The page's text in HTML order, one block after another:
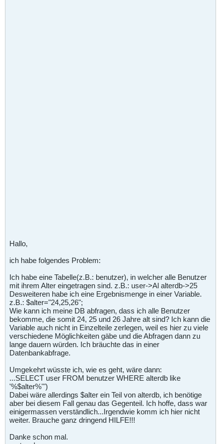
Hallo,
ich habe folgendes Problem:
Ich habe eine Tabelle(z.B.: benutzer), in welcher alle Benutzer
mit ihrem Alter eingetragen sind. z.B.: user->Al alterdb->25
Desweiteren habe ich eine Ergebnismenge in einer Variable.
z.B.: $alter="24,25,26";
Wie kann ich meine DB abfragen, dass ich alle Benutzer
bekomme, die somit 24, 25 und 26 Jahre alt sind? Ich kann die
Variable auch nicht in Einzelteile zerlegen, weil es hier zu viele
verschiedene Möglichkeiten gäbe und die Abfragen dann zu
lange dauern würden. Ich bräuchte das in einer
Datenbankabfrage.
Umgekehrt wüsste ich, wie es geht, wäre dann:
...SELECT user FROM benutzer WHERE alterdb like
'%$alter%'")
Dabei wäre allerdings $alter ein Teil von alterdb, ich benötige
aber bei diesem Fall genau das Gegenteil. Ich hoffe, dass war
einigermassen verständlich...Irgendwie komm ich hier nicht
weiter. Brauche ganz dringend HILFE!!!
Danke schon mal.